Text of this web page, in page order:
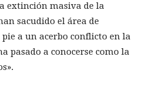
extinción masiva de la
sacudido el área de
a un acerbo conflicto en la
pasado a conocerse como la